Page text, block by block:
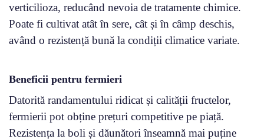
verticilioza, reducând nevoia de tratamente chimice.
Poate fi cultivat atât în sere, cât și în câmp deschis,
având o rezistență bună la condiții climatice variate.
Beneficii pentru fermieri
Datorită randamentului ridicat și calității fructelor,
fermierii pot obține prețuri competitive pe piață.
Rezistența la boli și dăunători înseamnă mai puține